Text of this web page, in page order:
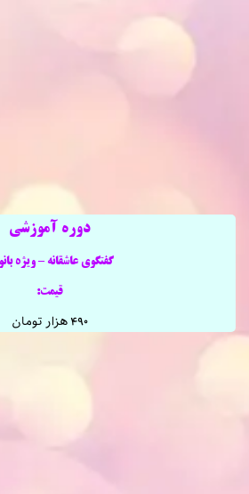
دوره آموزشی
گفتگوی عاشقانه – ویژه
قیمت:
۴۹۰ هزار تومان